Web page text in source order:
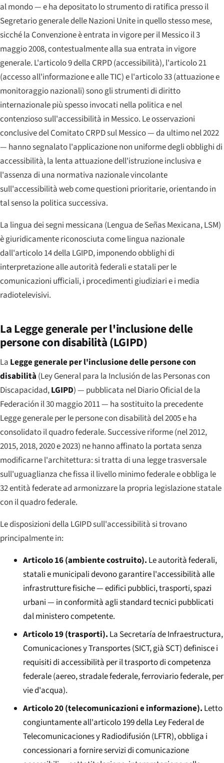
al mondo — e ha depositato lo strumento di ratifica presso il
Segretario generale delle Nazioni Unite in quello stesso mese,
sicché la Convenzione è entrata in vigore per il Messico il 3
maggio 2008, contestualmente alla sua entrata in vigore
generale. L'articolo 9 della CRPD (accessibilità), l'articolo 21
(accesso all'informazione e alle TIC) e l'articolo 33 (attuazione e
monitoraggio nazionali) sono gli strumenti di diritto
internazionale più spesso invocati nella politica e nel
contenzioso sull'accessibilità in Messico. Le osservazioni
conclusive del Comitato CRPD sul Messico — da ultimo nel 2022
— hanno segnalato l'applicazione non uniforme degli obblighi di
accessibilità, la lenta attuazione dell'istruzione inclusiva e
l'assenza di una normativa nazionale vincolante
sull'accessibilità web come questioni prioritarie, orientando in
tal senso la politica successiva.
La lingua dei segni messicana (Lengua de Señas Mexicana, LSM)
è giuridicamente riconosciuta come lingua nazionale
dall'articolo 14 della LGIPD, imponendo obblighi di
interpretazione alle autorità federali e statali per le
comunicazioni ufficiali, i procedimenti giudiziari e i media
radiotelevisivi.
La Legge generale per l'inclusione delle
persone con disabilità (LGIPD)
La Legge generale per l'inclusione delle persone con
disabilità (Ley General para la Inclusión de las Personas con
Discapacidad,LGIPD) — pubblicata nelDiario Oficial de la
Federación il 30 maggio 2011 — ha sostituito la precedente
Legge generale per le persone con disabilità del 2005 e ha
consolidato il quadro federale. Successive riforme (nel 2012,
2015, 2018, 2020 e 2023) ne hanno affinato la portata senza
modificarne l'architettura: si tratta di una legge trasversale
sull'uguaglianza che fissa il livello minimo federale e obbliga le
32 entità federate ad armonizzare la propria legislazione statale
con il quadro federale.
Le disposizioni della LGIPD sull'accessibilità si trovano
principalmente in:
Articolo 16 (ambiente costruito). Le autorità federali,
statali e municipali devono garantire l'accessibilità alle
infrastrutture fisiche — edifici pubblici, trasporti, spazi
urbani — in conformità agli standard tecnici pubblicati
dal ministero competente.
Articolo 19 (trasporti). La Secretaría de Infraestructura,
Comunicaciones y Transportes (SICT, già SCT) definisce i
requisiti di accessibilità per il trasporto di competenza
federale (aereo, stradale federale, ferroviario federale, per
vie d'acqua).
Articolo 20 (telecomunicazioni e informazione). Letto
congiuntamente all'articolo 199 della Ley Federal de
Telecomunicaciones y Radiodifusión (LFTR), obbliga i
concessionari a fornire servizi di comunicazione